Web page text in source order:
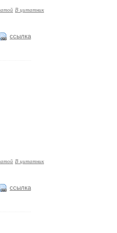
В цитатник
ссылка
В цитатник
ссылка